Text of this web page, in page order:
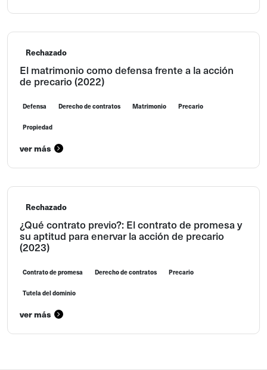
Rechazado
El matrimonio como defensa frente a la acción
de precario (2022)
Defensa Derecho de contratos Matrimonio Precario
Propiedad
ver más
Rechazado
¿Qué contrato previo?: El contrato de promesa y
su aptitud para enervar la acción de precario
(2023)
Contrato de promesa Derecho de contratos Precario
Tutela del dominio
ver más